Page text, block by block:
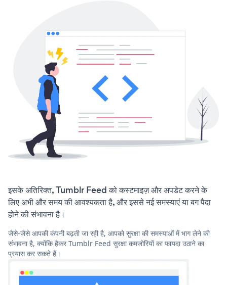
इसके अतिरिक्त, Tumblr Feed को कस्टमाइज़ और अपडेट करने के
लिए अभी और समय की आवश्यकता है, और इससे नई समस्याएं या बग पैदा
होने की संभावना है।
जैसे-जैसे आपकी कंपनी बढ़ती जा रही है, आपको सुरक्षा की समस्याओं में भाग लेने की
संभावना है, क्योंकि हैकर Tumblr Feed सुरक्षा कमजोरियों का फायदा उठाने का
प्रयास कर सकते हैं।